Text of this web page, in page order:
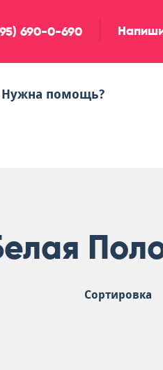
690-0-690
Нужна помощь?
Сортировка